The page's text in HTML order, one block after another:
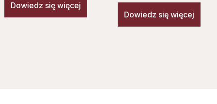
Dowiedz się więcej
Dowiedz się więcej